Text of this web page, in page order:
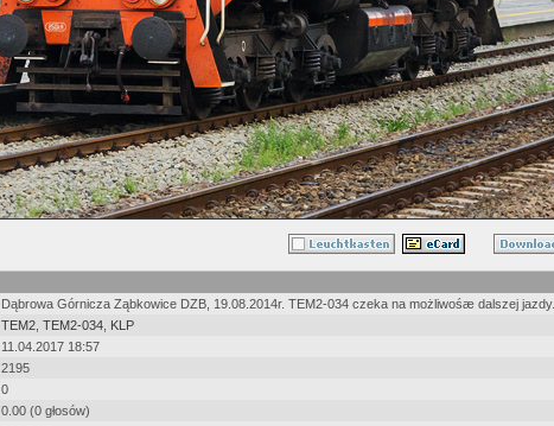
Dąbrowa Górnicza Ząbkowice DZB, 19.08.2014r. TEM2-034 czeka na możliwośæ dalszej jazdy.
TEM2 TEM2-034 KLP
11.04.2017 18:57
2195
0
0.00 (0 głosów)